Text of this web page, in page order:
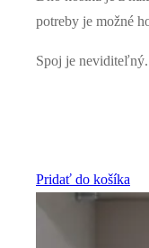
potreby je možné
Spoj je neviditeľný.
Pridať do košíka